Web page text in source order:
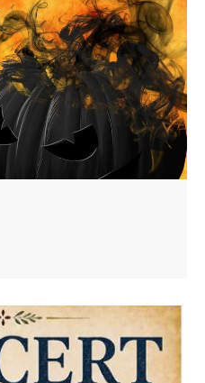
organizzato dal Comité
de chant traditionnel
d'un répertoire de chants